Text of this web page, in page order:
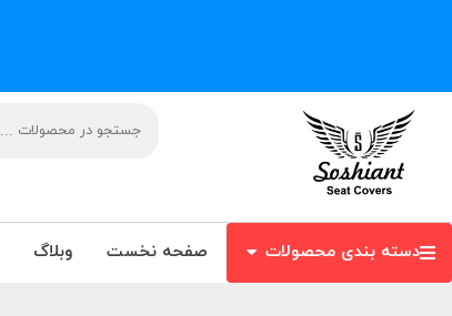
دسته بندی محصولات صفحه نخست وبلاگ